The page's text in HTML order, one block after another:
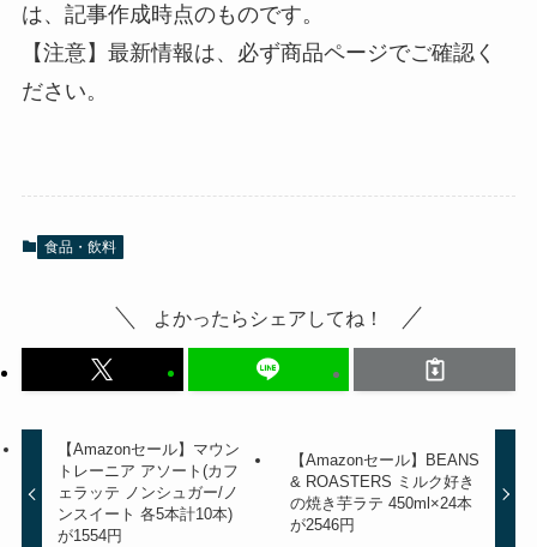
は、記事作成時点のものです。
【注意】最新情報は、必ず商品ページでご確認く
ださい。
食品・飲料
よかったらシェアしてね！
【Amazonセール】マウン
トレーニア アソート(カフ
ェラッテ ノンシュガー/ノ
ンスイート 各5本計10本)
が1554円
【Amazonセール】BEANS
& ROASTERS ミルク好き
の焼き芋ラテ 450ml×24本
が2546円